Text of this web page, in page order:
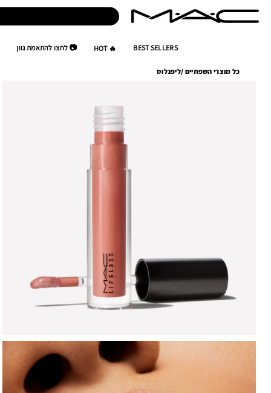
BEST SELLERS
🔥 HOT 📷 לחצו להתאמת גוון
כל מוצרי השפתיים /ליפגלוס